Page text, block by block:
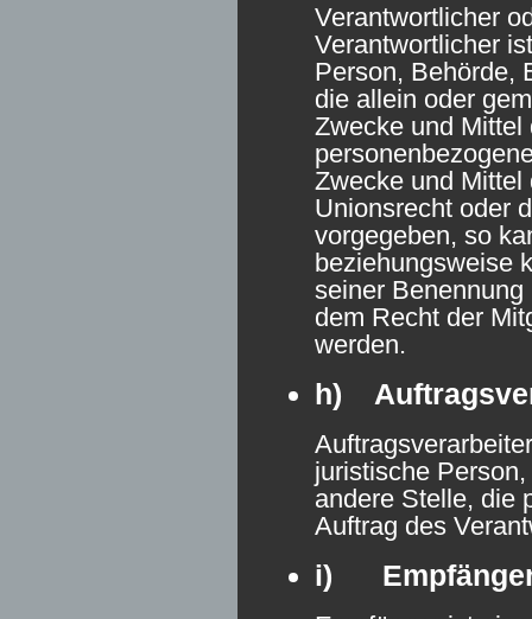
Verantwortlicher
Verantwortlicher
Person, Behörde,
die allein oder
Zwecke und Mittel
Zwecke und Mittel
Unionsrecht oder
vorgegeben, so
beziehungsweise
seiner
dem Recht der
werden.
h)
juristische
andere Stelle, die
Auftrag des
i)